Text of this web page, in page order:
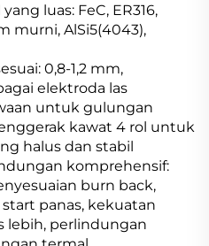
luas: FeC, ER316,
murni, AlSi5(4043),
0,8-1,2 mm,
elektroda las
untuk gulungan
kawat 4 rol untuk
halus dan stabil
komprehensif:
burn back,
panas, kekuatan
lebih, perlindungan